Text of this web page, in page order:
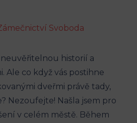
Svoboda
neuvěřitelnou historií a
Ale co když vás postihne
dveřmi právě tady,
Nezoufejte! Našla jsem pro
v celém městě. Během